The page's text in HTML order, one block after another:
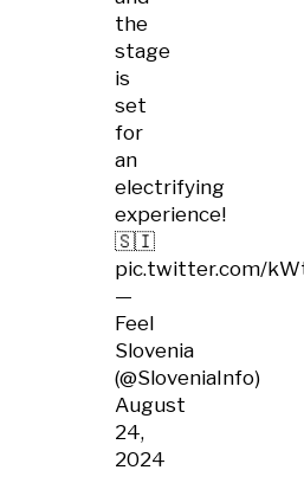
the
stage
is
set
for
an
electrifying
experience!
🇸🇮
pic.twitter.com/
—
Feel
Slovenia
(@SloveniaInfo)
August
24,
2024